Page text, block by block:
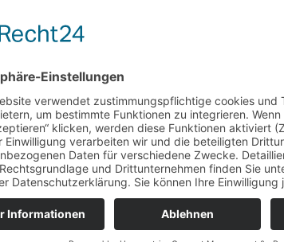
Erforderliche Felder sind mit*markiert